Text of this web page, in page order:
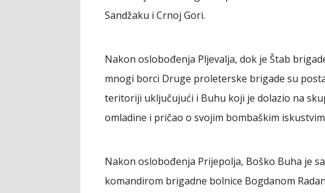
Sandžaku i Crnoj Gori.
Nakon oslobođenja Pljevalja, dok je Štab
mnogi borci Druge proleterske brigade su
teritoriji uključujući i Buhu koji je dolazio na
omladine i pričao o svojim bombaškim
Nakon oslobođenja Prijepolja, Boško Buha je
komandirom brigadne bolnice Bogdanom